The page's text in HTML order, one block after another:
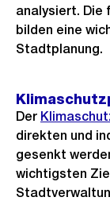
analysiert. Die
bilden eine
Stadtplanung.
Der
direkten und
gesenkt
wichtigsten